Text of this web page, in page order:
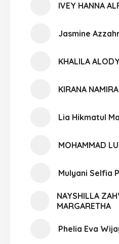
IVEY HANNA
Jasmine
KHALILA
KIRANA
Lia Hikmatul
MOHAMMAD
Mulyani Selfia
NAYSHILLA
MARGARETHA
Phelia Eva